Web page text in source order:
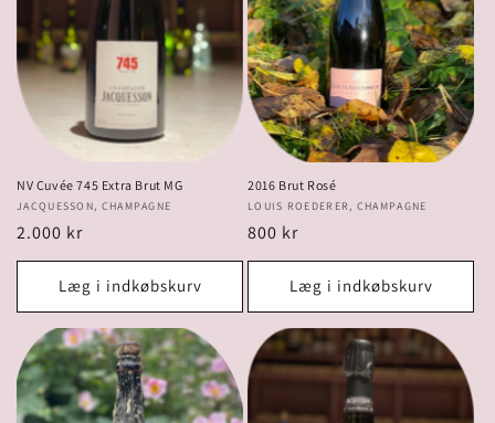
NV Cuvée 745 Extra Brut MG
Forhandler:
JACQUESSON, CHAMPAGNE
Normalpris
2.000 kr
Læg i indkøbskurv
2016 Brut Rosé
Forhandler:
LOUIS ROEDERER, CHAMPAGNE
Normalpris
800 kr
Læg i indkøbskurv